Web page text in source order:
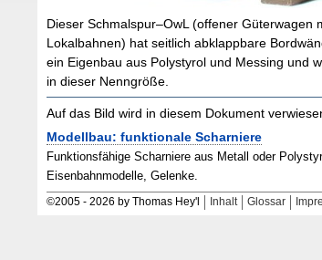
Dieser Schmalspur–OwL
(offener Güterwagen
Lokalbahnen) hat seitlich abklappbare
ein Eigenbau aus Polystyrol und Messing und
in dieser Nenngröße.
Auf das Bild wird in diesem Dokument
Modellbau: funktionale Scharniere
Funktionsfähige Scharniere aus Metall oder
Eisenbahnmodelle, Gelenke.
©2005 -2026 by Thomas Hey'l Inhalt Glossar